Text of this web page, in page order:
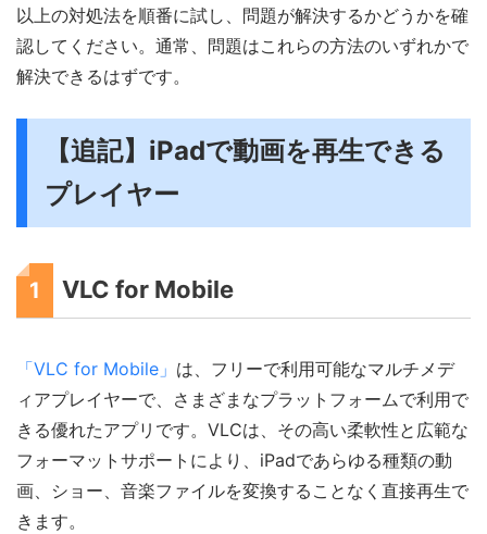
以上の対処法を順番に試し、問題が解決するかどうかを確
認してください。通常、問題はこれらの方法のいずれかで
解決できるはずです。
【追記】iPadで動画を再生できる
プレイヤー
1 VLC for Mobile
「VLC for Mobile」 は、フリーで利用可能なマルチメデ
ィアプレイヤーで、さまざまなプラットフォームで利用で
きる優れたアプリです。VLCは、その高い柔軟性と広範な
フォーマットサポートにより、iPadであらゆる種類の動
画、ショー、音楽ファイルを変換することなく直接再生で
きます。